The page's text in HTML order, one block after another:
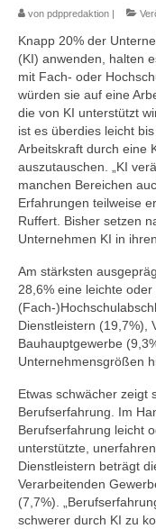
von pdppredaktion
Knapp 20% der
(KI) anwenden, halten
mit Fach- oder
würden sie auf eine
die von KI unterstützt
ist es überdies leicht
Arbeitskraft durch eine
auszutauschen. „KI
manchen Bereichen
Erfahrungen teilweise
Ruffert. Bisher setzen
Unternehmen KI in
Am stärksten
28,6% eine leichte
(Fach-
Dienstleistern (19,7%),
Bauhauptgewerbe
Unternehmensgrößen
Etwas schwächer zeigt
Berufserfahrung. Im
Berufserfahrung leicht
unterstützte,
Dienstleistern beträgt
Verarbeitenden
(7,7%).
schwerer durch KI zu